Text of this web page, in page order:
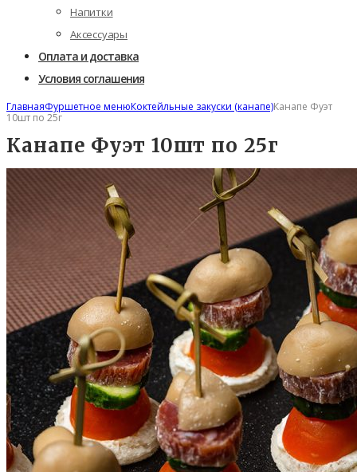
Напитки
Аксессуары
Оплата и доставка
Условия соглашения
ГлавнаяФуршетное менюКоктейльные закуски (канапе)Канапе Фуэт
10шт по 25г
Канапе Фуэт 10шт по 25г